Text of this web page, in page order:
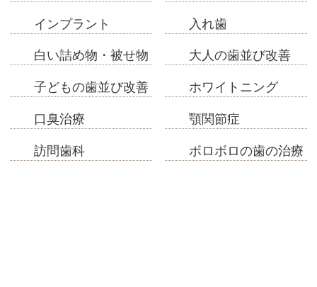
インプラント 入れ歯
白い詰め物・被せ物 大人の歯並び改善
子どもの歯並び改善 ホワイトニング
口臭治療 顎関節症
訪問歯科 ボロボロの歯の治療